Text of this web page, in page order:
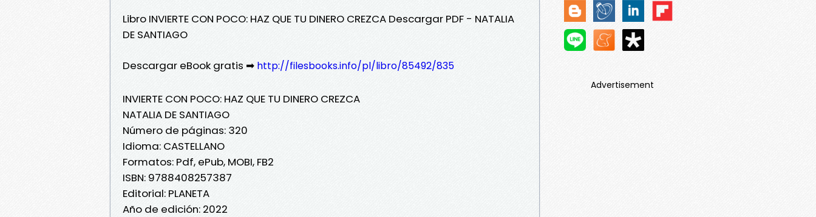
Libro INVIERTE CON POCO: HAZ QUE TU DINERO CREZCA Descargar PDF - NATALIA
DE SANTIAGO
Descargar eBook gratis ➡ http://filesbooks.info/pl/libro/85492/835
INVIERTE CON POCO: HAZ QUE TU DINERO CREZCA
NATALIA DE SANTIAGO
Número de páginas: 320
Idioma: CASTELLANO
Formatos: Pdf, ePub, MOBI, FB2
ISBN: 9788408257387
Editorial: PLANETA
Año de edición: 2022
Advertisement